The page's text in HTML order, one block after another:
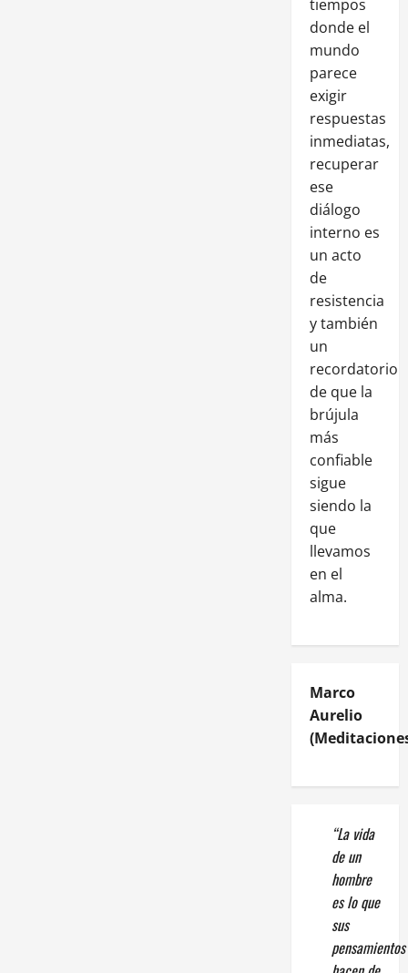
tiempos
donde el
mundo
parece
exigir
respuestas
inmediatas,
recuperar
ese
diálogo
interno es
un acto
de
resistencia
y también
un
recordatorio
de que la
brújula
más
confiable
sigue
siendo la
que
llevamos
en el
alma.
Marco
Aurelio
“La vida
de un
hombre
es lo que
sus
pensamientos